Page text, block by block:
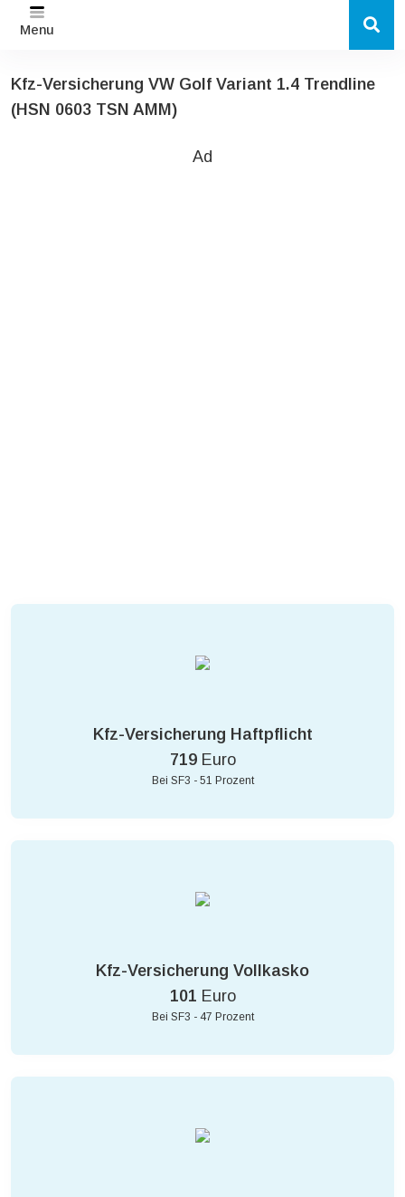
Menu
Kfz-Versicherung VW Golf Variant 1.4 Trendline
(HSN 0603 TSN AMM)
Ad
Kfz-Versicherung Haftpflicht
719 Euro
Bei SF3 - 51 Prozent
Kfz-Versicherung Vollkasko
101 Euro
Bei SF3 - 47 Prozent